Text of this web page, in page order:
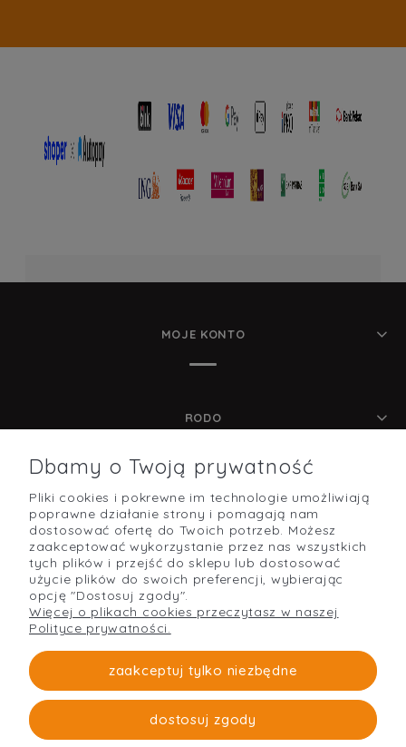
MOJE KONTO
RODO
POMOC
O NAS
PŁATNOŚCI I DOSTAWA
Strefabudowy
Dbamy o Twoją prywatność
Pliki cookies i pokrewne im technologie umożliwiają
poprawne działanie strony i pomagają nam
dostosować ofertę do Twoich potrzeb. Możesz
zaakceptować wykorzystanie przez nas wszystkich
tych plików i przejść do sklepu lub dostosować
użycie plików do swoich preferencji, wybierając
opcję "Dostosuj zgody".
Więcej o plikach cookies przeczytasz w naszej
Polityce prywatności.
zaakceptuj tylko niezbędne
dostosuj zgody